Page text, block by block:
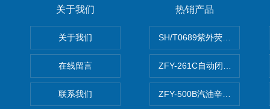
关于我们
关于我们
在线留言
联系我们
热销产品
SH/T0689紫外荧光测硫仪
ZFY-261C自动闭口闪点测定
ZFY-500B汽油辛烷值测定仪